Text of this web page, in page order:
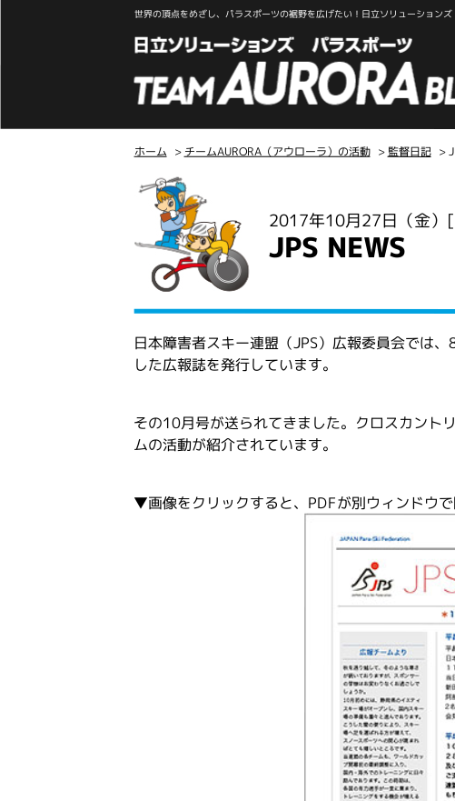
世界の頂点をめざし、パラスポーツの裾野を広げたい！日立ソリューション
ホーム > チームAURORA（アウローラ）の活動 > 監督日記 >
2017年10月27日（金）
JPS NEWS
日本障害者スキー連盟（JPS）広報委員会では
した広報誌を発行しています。
その10月号が送られてきました。クロスカント
ムの活動が紹介されています。
▼画像をクリックすると、PDFが別ウィンドウ